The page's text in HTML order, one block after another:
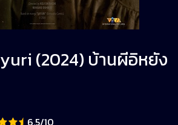
(2024) บ้านผีอิหยัง
6.5/10